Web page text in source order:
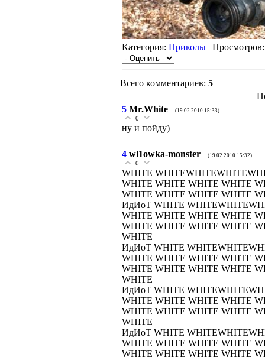
Категория: Приколы |
Всего комментариев: 5
5 Mr.White (19.02.2010 15:33)
0
ну и пойду)
4 wl1owka-monster (19.02.2010 15:32)
0
WHITE
WHITE WHITE WHITE WHITE
WHITE WHITE WHITE WHITE
ИдИоТ WHITE
WHITE WHITE WHITE WHITE
WHITE WHITE WHITE WHITE
WHITE
ИдИоТ WHITE
WHITE WHITE WHITE WHITE
WHITE WHITE WHITE WHITE
WHITE
ИдИоТ WHITE
WHITE WHITE WHITE WHITE
WHITE WHITE WHITE WHITE
WHITE
ИдИоТ WHITE
WHITE WHITE WHITE WHITE
WHITE WHITE WHITE WHITE